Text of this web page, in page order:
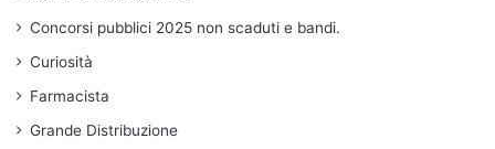
Concorsi pubblici 2025 non scaduti e bandi.
Curiosità
Farmacista
Grande Distribuzione